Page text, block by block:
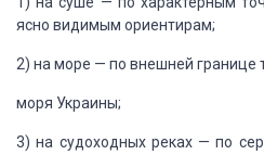
ясно видимым ориентирам;
2) на море — по внешней границе
моря Украины;
3) на судоходныхреках — по